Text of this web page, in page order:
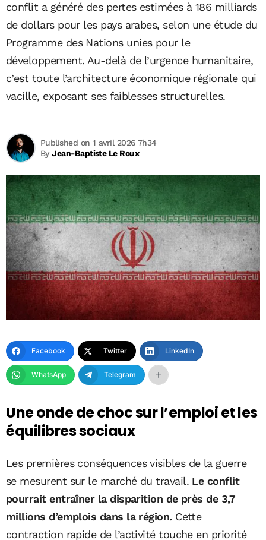
conflit a généré des pertes estimées à 186 milliards
de dollars pour les pays arabes, selon une étude du
Programme des Nations unies pour le
développement. Au-delà de l’urgence humanitaire,
c’est toute l’architecture économique régionale qui
vacille, exposant ses faiblesses structurelles.
ByJean-Baptiste Le Roux
Published on 1 avril 2026 7h34
Facebook Twitter LinkedIn
WhatsApp Telegram
Une onde de choc sur l’emploi et les
équilibres sociaux
Les premières conséquences visibles de la guerre
se mesurent sur le marché du travail. Le conflit
pourrait entraîner la disparition de près de 3,7
millions d’emplois dans la région. Cette
contraction rapide de l’activité touche en priorité